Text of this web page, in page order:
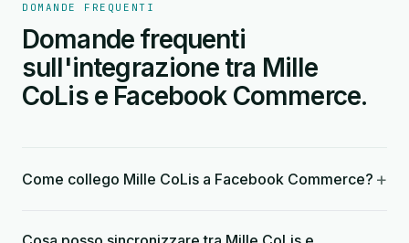
DOMANDE FREQUENTI
Domande frequenti
sull'integrazione tra Mille
CoLis e Facebook Commerce.
Come collego Mille CoLis a Facebook Commerce? +